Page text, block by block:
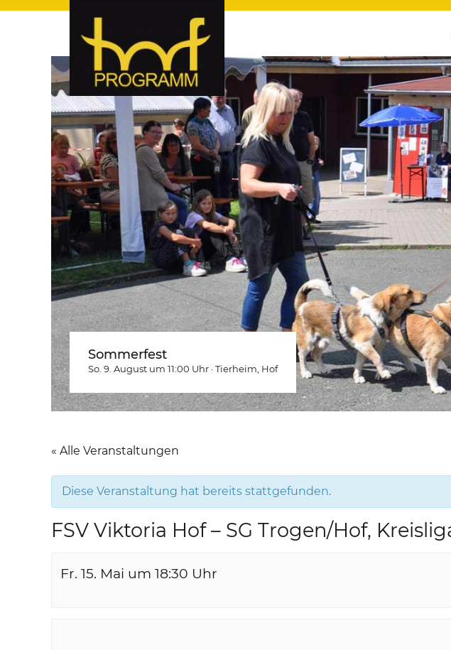
hof-programm – das
hof-programm – das Veranstaltungsportal für Hof und Hochfranken. Täglich aktuelle
Sommerfest
So. 9. August um 11:00 Uhr ·Tierheim , Hof
« Alle Veranstaltungen
Diese Veranstaltung hat bereits stattgefunden.
FSV Viktoria Hof – SG Trogen/Hof,
Fr. 15. Mai um 18:30 Uhr